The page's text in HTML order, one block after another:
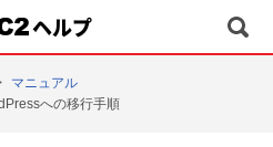
ヘルプ
マニュアル
への移行手順